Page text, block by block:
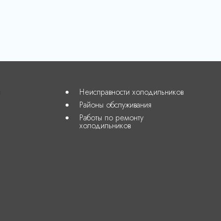
Неисправности холодильников
Районы обслуживания
Работы по ремонту
холодильников